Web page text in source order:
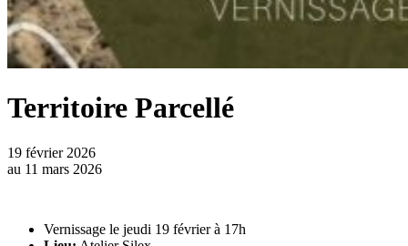
Territoire Parcellé
19 février 2026
au 11 mars 2026
Vernissage le jeudi 19 février à 17h